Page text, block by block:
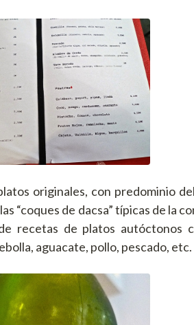
originales, con predominio
“coques de dacsa” típicas de la
recetas de platos autóctonos
aguacate, pollo, pescado, etc.